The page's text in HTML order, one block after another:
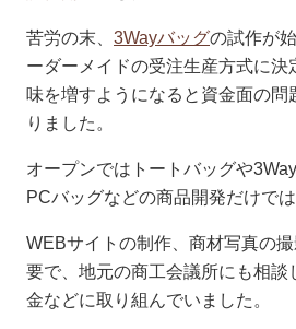
苦労の末、 3Wayバッグの試作が
ーダーメイドの受注生産方式に決
味を増すようになると資金面の問
りました。
オープンではトートバッグや
PCバッグなどの商品開発だけでは
WEBサイトの制作、商材写真の
要で、地元の商工会議所にも相談
金などに取り組んでいました。